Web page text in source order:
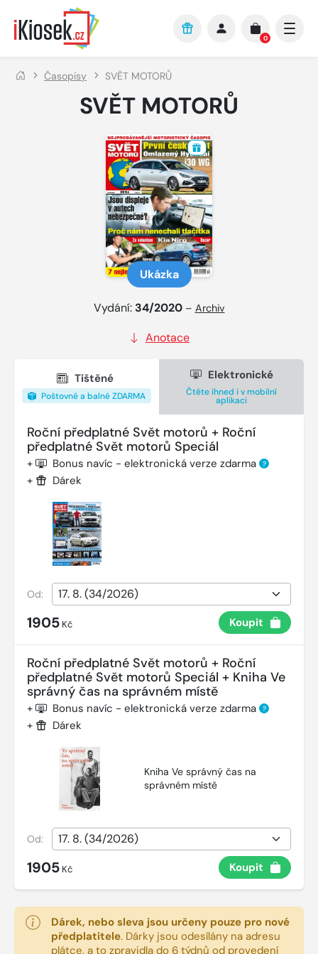
Přejít na hlavní obsah
0
Časopisy SVĚT MOTORŮ
SVĚT MOTORŮ
Ukázka
Vydání: 34/2020 – Archiv
Anotace
Tištěné
Poštovné a balné ZDARMA
Elektronické
Čtěte ihned i v mobilní
aplikaci
Roční předplatné Svět motorů + Roční
předplatné Svět motorů Speciál
+ Bonus navíc - elektronická verze zdarma ?
+ Dárek
Od:
1905 Kč Koupit
Roční předplatné Svět motorů + Roční
předplatné Svět motorů Speciál + Kniha Ve
správný čas na správném místě
+ Bonus navíc - elektronická verze zdarma ?
+ Dárek
Kniha Ve správný čas na
správném místě
Od:
1905 Kč Koupit
Dárek, nebo sleva jsou určeny pouze pro nové
předplatitele. Dárky jsou odesílány na adresu
plátce, a to zpravidla do 6 týdnů od provedení